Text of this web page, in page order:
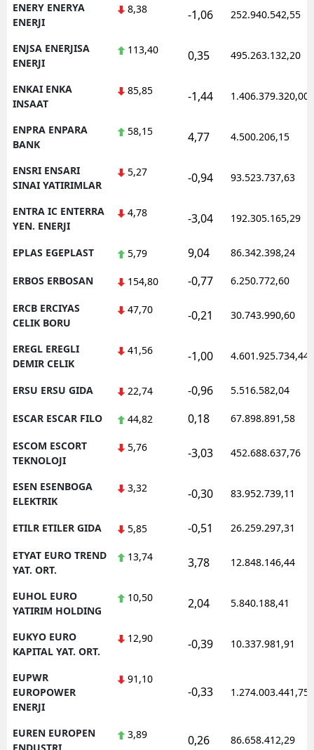
ENERY ENERYA
ENERJI
8,38 -1,06 252.940.542,55
ENJSA ENERJISA
ENERJI
113,40 0,35 495.263.132,20
ENKAI ENKA
INSAAT
85,85 -1,44 1.406.379.320,00
ENPRA ENPARA
BANK
58,15 4,77 4.500.206,15
ENSRI ENSARI
SINAI YATIRIMLAR
5,27 -0,94 93.523.737,63
ENTRA IC ENTERRA
YEN. ENERJI
4,78 -3,04 192.305.165,29
EPLAS EGEPLAST 5,79 9,04 86.342.398,24
ERBOS ERBOSAN 154,80 -0,77 6.250.772,60
ERCB ERCIYAS
CELIK BORU
47,70 -0,21 30.743.990,60
EREGL EREGLI
DEMIR CELIK
41,56 -1,00 4.601.925.734,44
ERSU ERSU GIDA 22,74 -0,96 5.516.582,04
ESCAR ESCAR FILO 44,82 0,18 67.898.891,58
ESCOM ESCORT
TEKNOLOJI
5,76 -3,03 452.688.637,76
ESEN ESENBOGA
ELEKTRIK
3,32 -0,30 83.952.739,11
ETILR ETILER GIDA 5,85 -0,51 26.259.297,31
ETYAT EURO TREND
YAT. ORT.
13,74 3,78 12.848.146,44
EUHOL EURO
YATIRIM HOLDING
10,50 2,04 5.840.188,41
EUKYO EURO
KAPITAL YAT. ORT.
12,90 -0,39 10.337.981,91
EUPWR
EUROPOWER
ENERJI
91,10
-0,33 1.274.003.441,75
EUREN EUROPEN
3,89 0,26 86.658.412,29